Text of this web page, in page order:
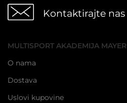
Kontaktirajte nas
MULTISPORT AKADEMIJA MAYER
O nama
Dostava
Uslovi kupovine